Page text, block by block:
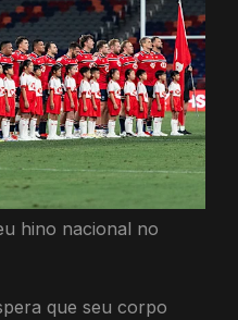
hino nacional no
que seu corpo